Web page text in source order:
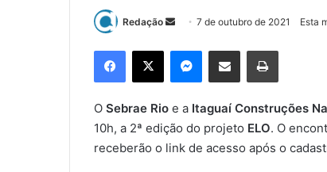
Redação
u
m
e
7 de outubro de 2021 Esta
O Sebrae Rio e a Itaguaí Construções
10h, a 2ª edição do projeto ELO. O
receberão o link de acesso após o